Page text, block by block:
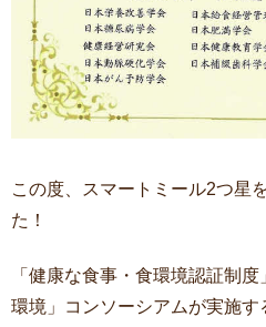
この度、スマートミール2つ星
た！
「健康な食事・食環境認証制
環境」コンソーシアムが実施